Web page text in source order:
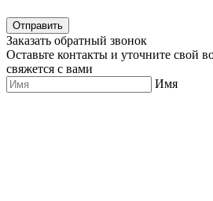
Отправить
Заказать обратный звонок
Оставьте контакты и уточните свой
свяжется с вами
Имя